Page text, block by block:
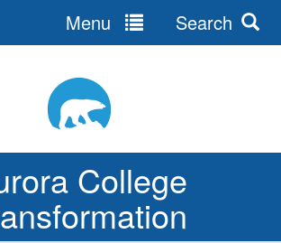
College
Menu Search